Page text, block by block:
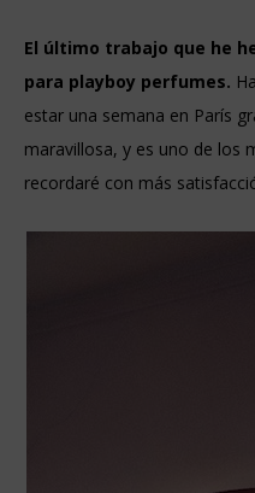
El último trabajo que he
para playboy perfumes.
estar una semana en París
maravillosa, y es uno de los
recordaré con más